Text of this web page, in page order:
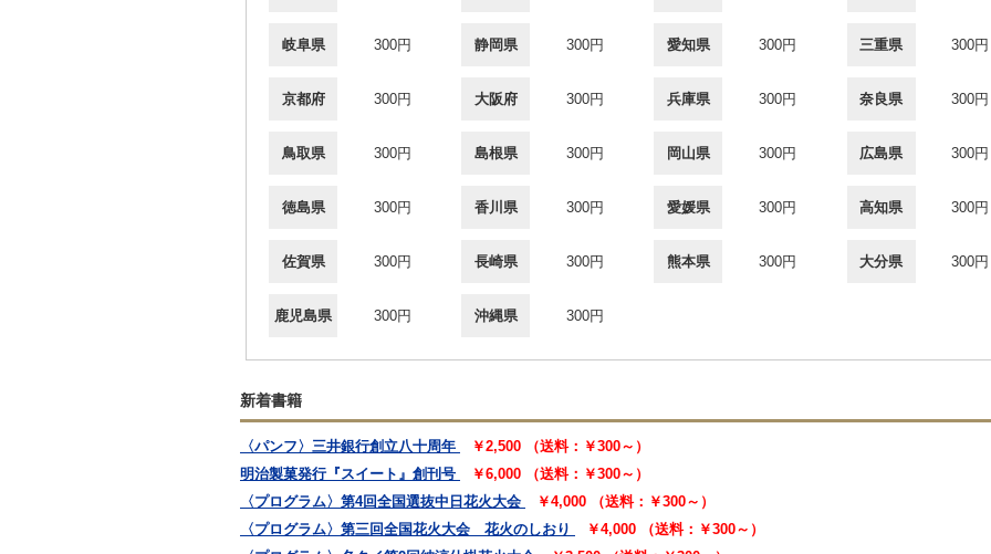
岐阜県 300円 静岡県 300円 愛知県 300円 三重県 300円
京都府 300円 大阪府 300円 兵庫県 300円 奈良県 300円
鳥取県 300円 島根県 300円 岡山県 300円 広島県 300円
徳島県 300円 香川県 300円 愛媛県 300円 高知県 300円
佐賀県 300円 長崎県 300円 熊本県 300円 大分県 300円
鹿児島県 300円 沖縄県 300円
新着書籍
〈パンフ〉三井銀行創立八十周年
￥2,500 （送料：￥300～）
明治製菓発行『スイート』創刊号
￥6,000 （送料：￥300～）
〈プログラム〉第4回全国選抜中日花火大会
￥4,000 （送料：￥300～）
〈プログラム〉第三回全国花火大会 花火のしおり
￥4,000 （送料：￥300～）